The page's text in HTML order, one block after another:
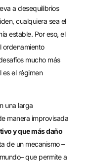
a desequilibrios
cualquiera sea el
estable. Por eso, el
ordenamiento
mucho más
es el régimen
una larga
manera improvisada
y que más daño
de un mecanismo –
que permite a